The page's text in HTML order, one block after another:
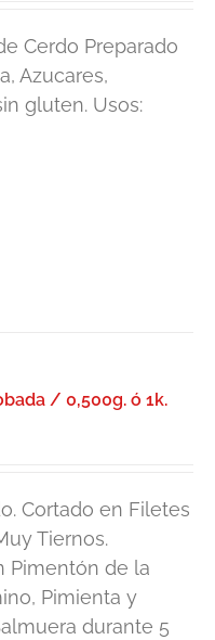
Cerdo Preparado
Azucares,
gluten. Usos:
/ 0,500g. ó 1k.
Cortado en Filetes
Tiernos.
Pimentón de la
Pimienta y
durante 5